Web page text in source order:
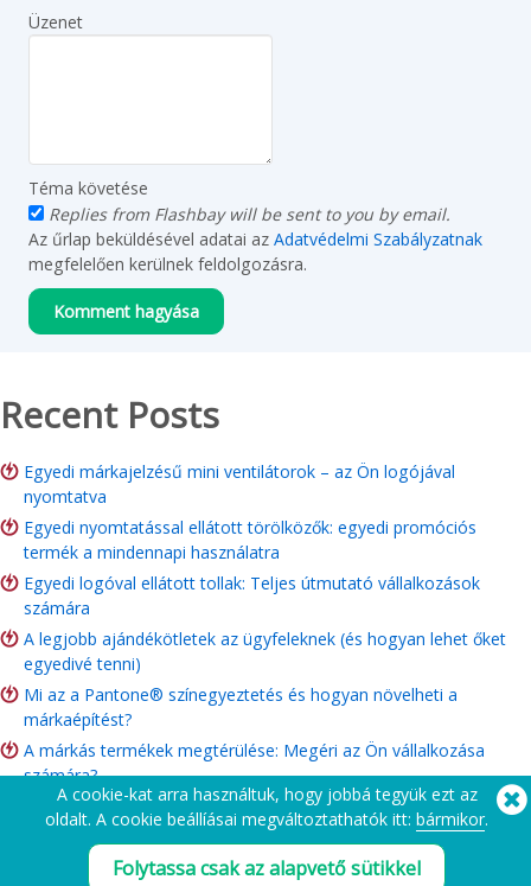
Üzenet
Téma követése
Replies from Flashbay will be sent to you by email.
Az űrlap beküldésével adatai az Adatvédelmi Szabályzatnak
megfelelően kerülnek feldolgozásra.
Recent Posts
Egyedi márkajelzésű mini ventilátorok – az Ön logójával
nyomtatva
Egyedi nyomtatással ellátott törölközők: egyedi promóciós
termék a mindennapi használatra
Egyedi logóval ellátott tollak: Teljes útmutató vállalkozások
számára
A legjobb ajándékötletek az ügyfeleknek (és hogyan lehet őket
egyedivé tenni)
Mi az a Pantone® színegyeztetés és hogyan növelheti a
márkaépítést?
A márkás termékek megtérülése: Megéri az Ön vállalkozása
számára?
Jótékonysági áruforgalmi útmutató: Ötletek, költségvetés és
rendelési útmutató: Ötletek, költségvetés és rendelési útmutató
A cookie-kat arra használtuk, hogy jobbá tegyük ezt az
oldalt. A cookie beállíásai megváltoztathatók itt: bármikor.
Folytassa csak az alapvető sütikkel